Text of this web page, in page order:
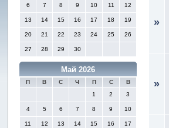
6 7 8 9 10 11 12
13 14 15 16 17 18 19
20 21 22 23 24 25 26
27 28 29 30
Май 2026
П В С Ч П С
В
1
2 3
4 5 6 7 8 9 10
11 12 13 14 15 16 17
»
»